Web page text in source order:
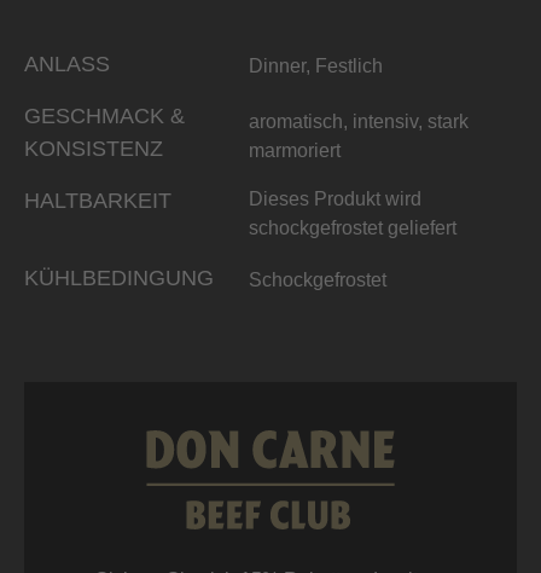
ANLASS Dinner, Festlich
GESCHMACK &
KONSISTENZ
aromatisch, intensiv, stark
marmoriert
HALTBARKEIT
Dieses Produkt wird
schockgefrostet geliefert
KÜHLBEDINGUNG Schockgefrostet